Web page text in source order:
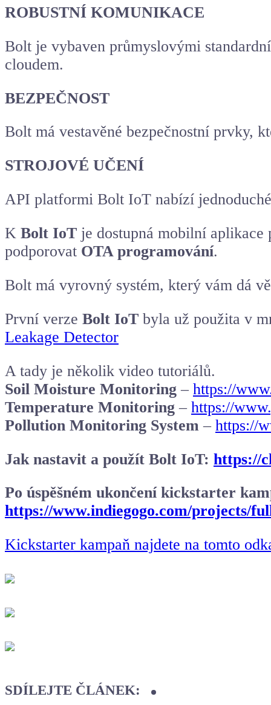
ROBUSTNÍ KOMUNIKACE
Bolt je vybaven průmyslovými
cloudem.
BEZPEČNOST
Bolt má vestavěné bezpečnostní prvky,
STROJOVÉ UČENÍ
API platformi Bolt IoT nabízí
K Bolt IoT je dostupná mobilní aplikace
podporovat OTA programování.
Bolt má vyrovný systém, který vám dá
První verze Bolt IoT byla už použita v
Leakage Detector
A tady je několik video tutoriálů.
Soil Moisture Monitoring – https://
Temperature Monitoring – https://
Pollution Monitoring System – https://
Jak nastavit a použít Bolt IoT: https://
Po úspěšném ukončení kickstarter
https://www.indiegogo.com/projects/
Kickstarter kampaň najdete na tomto
SDÍLEJTE ČLÁNEK: